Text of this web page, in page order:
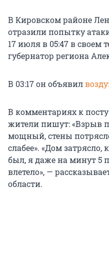
В Кировском районе
отразили попытку
17 июля в 05:47 в своем
губернатор региона
В 03:17 он объявил
В комментариях к
жители пишут: «Взрыв
мощный, стены
слабее». «Дом
был, я даже на минут 5
влетело», —
области.